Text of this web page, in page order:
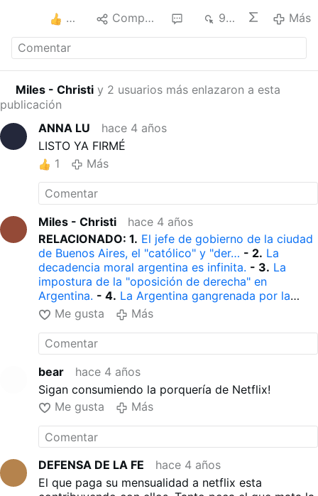
Compartir 988 Más
Miles - Christi y 2 usuarios más enlazaron a esta
publicación
ANNA LU
hace 4 años
LISTO YA FIRMÉ
1
Más
Miles - Christi
hace 4 años
RELACIONADO: 1. El jefe de gobierno de la ciudad
de Buenos Aires, el "católico" y "der… - 2. La
decadencia moral argentina es infinita. - 3. La
impostura de la "oposición de derecha" en
Argentina. - 4. La Argentina gangrenada por la
ideología feminista y LGBT.
promueve la transexualidad en los niños.
Rata - 7. Disney: # Stop Adoctrinamiento LGTB.
8. Cupo “trans” para “todes” - Miles Christi -
06/09/2020 - 9. La decadencia argentina en su
máxima expresión.
Diez años de “matrimonio
igualitario” en Argentina - Miles Christi -
24/07/2020
- 11. LGTB en Argentina: ¡Vienen por
nuestros hijos! - 12. En Argentina reina la
insensatez
Iglesia en Argentina. - 14. Cupo laboral “trans” en el
Congreso. - 15. Francisco promueve la agenda
LGBT. - 16. Francisco nombró a homosexual en la
Me gusta Más
bear
hace 4 años
Sigan consumiendo la porquería de Netflix!
Me gusta
Más
DEFENSA DE LA FE
hace 4 años
El que paga su mensualidad a netflix esta